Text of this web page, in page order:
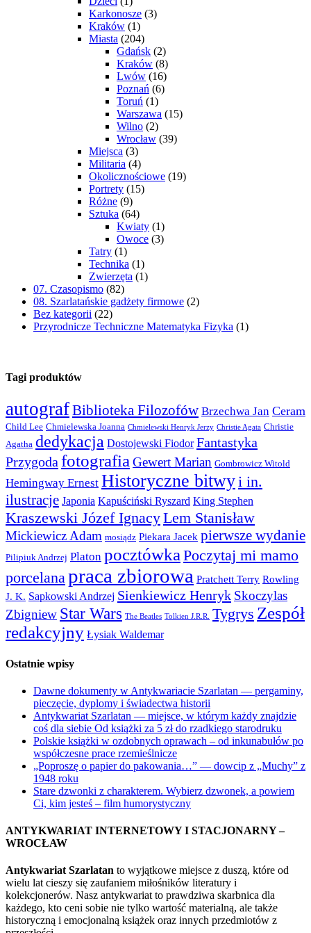
Karkonosze (3)
Kraków (1)
Miasta (204)
Gdańsk (2)
Kraków (8)
Lwów (16)
Poznań (6)
Toruń (1)
Warszawa (15)
Wilno (2)
Wrocław (39)
Miejsca (3)
Militaria (4)
Okolicznościowe (19)
Portrety (15)
Różne (9)
Sztuka (64)
Kwiaty (1)
Owoce (3)
Tatry (1)
Technika (1)
Zwierzęta (1)
07. Czasopismo (82)
08. Szarlatańskie gadżety firmowe (2)
Bez kategorii (22)
Przyrodnicze Techniczne Matematyka Fizyka (1)
Tagi produktów
autografBiblioteka Filozofów Brzechwa Jan Ceram
Child Lee Chmielewska Joanna Chmielewski Henryk Jerzy Christie Agata Christie
Agatha dedykacja Dostojewski Fiodor Fantastyka
Przygoda fotografia Gewert Marian Gombrowicz Witold
Hemingway Ernest Historyczne bitwyi in.
ilustracje Japonia Kapuściński Ryszard King Stephen
Kraszewski Józef IgnacyLem Stanisław
Mickiewicz Adam mosiądz Piekara Jacek pierwsze wydanie
Pilipiuk Andrzej Platon pocztówka Poczytaj mi mamo
porcelanapraca zbiorowa Pratchett Terry Rowling
J. K. Sapkowski Andrzej Sienkiewicz Henryk Skoczylas
Zbigniew Star Wars The Beatles Tolkien J.R.R. Tygrys Zespół
redakcyjny Łysiak Waldemar
Ostatnie wpisy
Dawne dokumenty w Antykwariacie Szarlatan — pergaminy,
pieczęcie, dyplomy i świadectwa historii
Antykwariat Szarlatan — miejsce, w którym każdy znajdzie
coś dla siebie Od książki za 5 zł do rzadkiego starodruku
Polskie książki w ozdobnych oprawach – od inkunabułów po
współczesne prace rzemieślnicze
„Poproszę o papier do pakowania…” — dowcip z „Muchy” z
1948 roku
Stare dzwonki z charakterem. Wybierz dzwonek, a powiem
Ci, kim jesteś – film humorystyczny
ANTYKWARIAT INTERNETOWY I STACJONARNY –
WROCŁAW
Antykwariat Szarlatan to wyjątkowe miejsce z duszą, które od
wielu lat cieszy się zaufaniem miłośników literatury i
kolekcjonerów. Nasz antykwariat to prawdziwa skarbnica dla
każdego, kto ceni sobie nie tylko wartość materialną, ale także
historyczną i emocjonalną książek oraz innych przedmiotów z